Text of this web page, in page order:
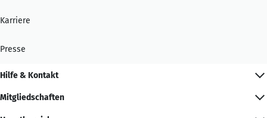
Karriere
Presse
Hilfe & Kontakt
Mitgliedschaften